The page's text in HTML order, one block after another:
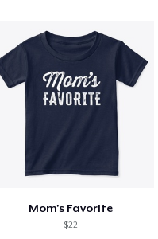
Mom's Favorite
$22